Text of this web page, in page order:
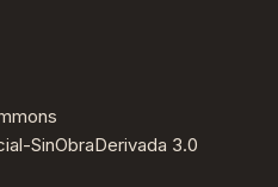
SinObraDerivada 3.0